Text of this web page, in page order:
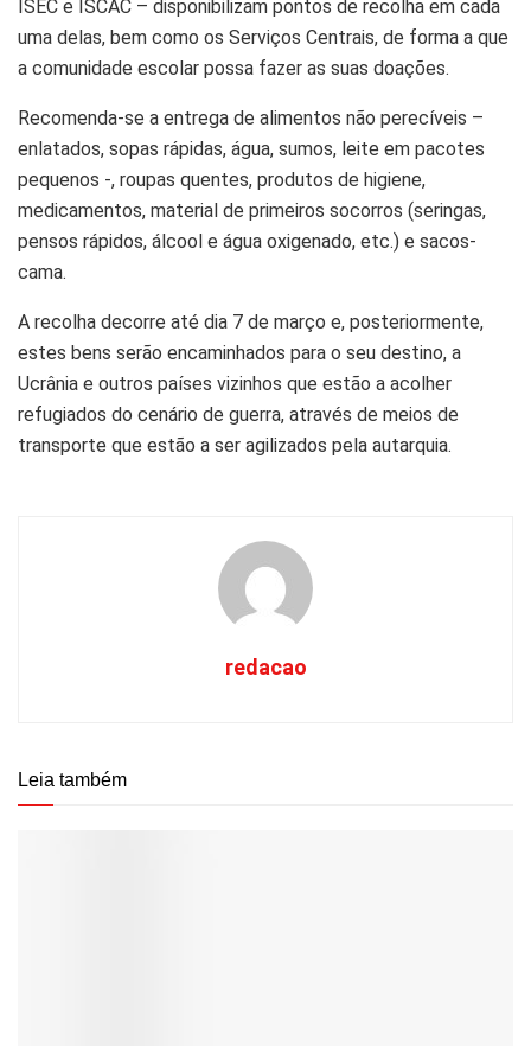
ISEC e ISCAC – disponibilizam pontos de recolha em cada
uma delas, bem como os Serviços Centrais, de forma a que
a comunidade escolar possa fazer as suas doações.
Recomenda-se a entrega de alimentos não perecíveis –
enlatados, sopas rápidas, água, sumos, leite em pacotes
pequenos -, roupas quentes, produtos de higiene,
medicamentos, material de primeiros socorros (seringas,
pensos rápidos, álcool e água oxigenado, etc.) e sacos-
cama.
A recolha decorre até dia 7 de março e, posteriormente,
estes bens serão encaminhados para o seu destino, a
Ucrânia e outros países vizinhos que estão a acolher
refugiados do cenário de guerra, através de meios de
transporte que estão a ser agilizados pela autarquia.
redacao
Leia também